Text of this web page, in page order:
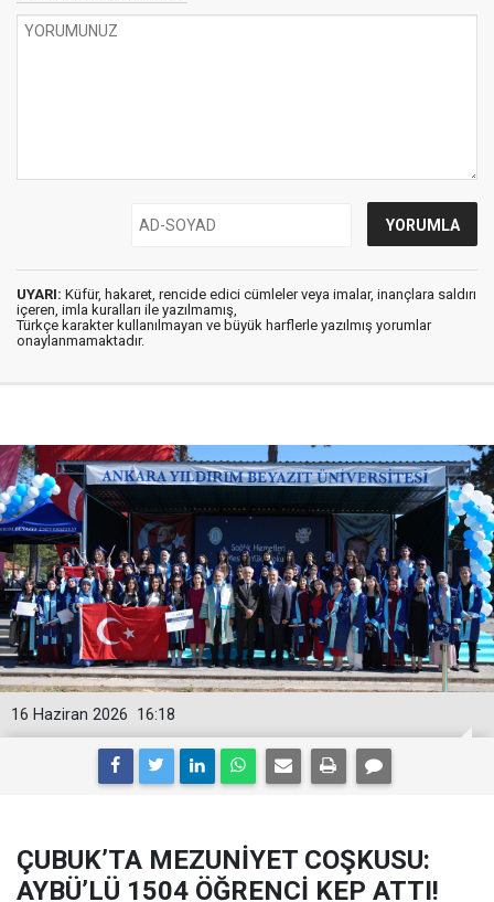
UYARI: Küfür, hakaret, rencide edici cümleler veya imalar, inançlara saldırı
içeren, imla kuralları ile yazılmamış,
Türkçe karakter kullanılmayan ve büyük harflerle yazılmış yorumlar
onaylanmamaktadır.
16:18
16 Haziran 2026
ÇUBUK’TA MEZUNİYET COŞKUSU:
AYBÜ’LÜ 1504 ÖĞRENCİ KEP ATTI!